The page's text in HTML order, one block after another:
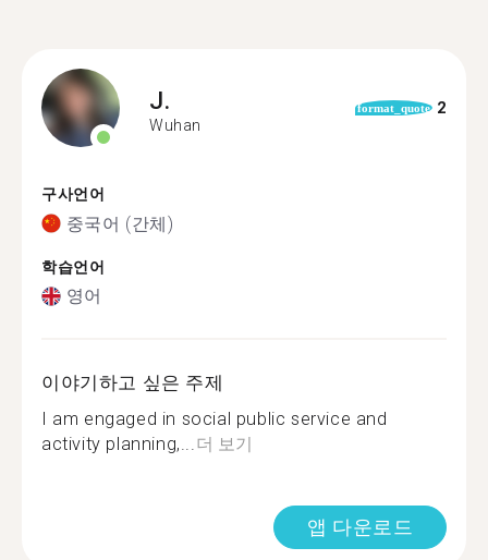
J.
Wuhan
format_quote 2
구사언어
중국어 (간체)
학습언어
영어
이야기하고 싶은 주제
I am engaged in social public service and
activity planning,...더 보기
앱 다운로드